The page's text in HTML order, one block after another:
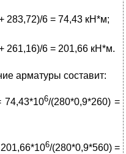
283,72)/6 = 74,43 кН*м;
261,16)/6 = 201,66 кН*м.
арматуры составит:
74,43*106/(280*0,9*260) =
6/(280*0,9*560) =